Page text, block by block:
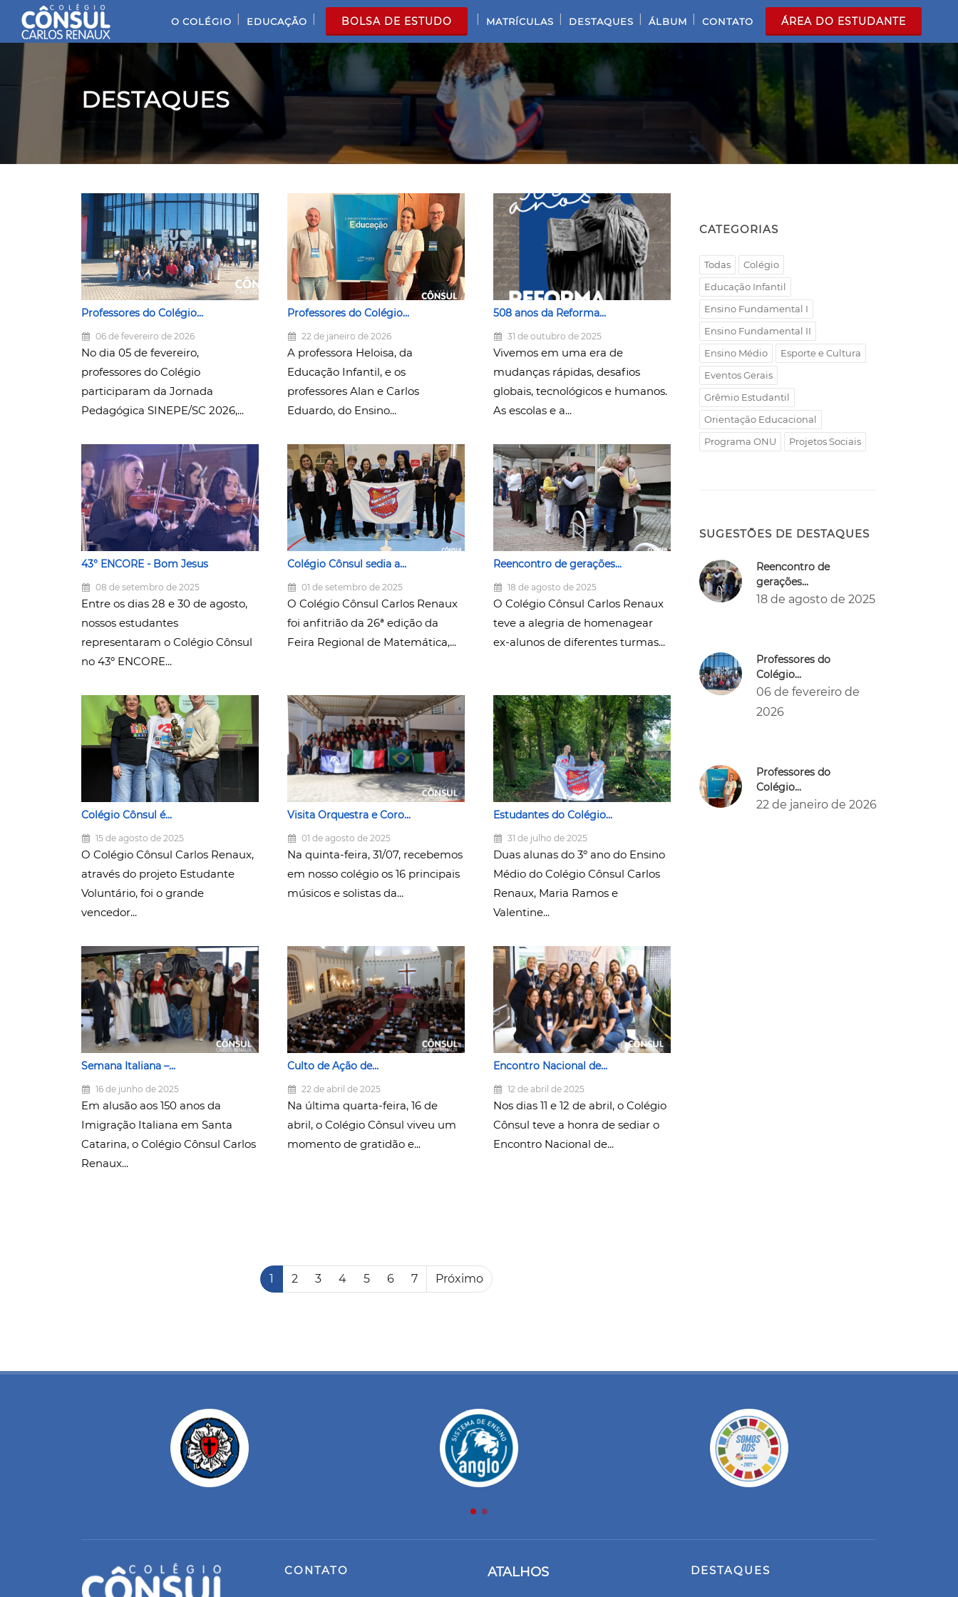
O COLÉGIO EDUCAÇÃO BOLSA DE ESTUDO MATRÍCULAS DESTAQUES ÁLBUM CONTATO ÁREA DO ESTUDANTE
DESTAQUES
Professores do Colégio...
06 de fevereiro de 2026
No dia 05 de fevereiro,
professores do Colégio
participaram da Jornada
Pedagógica SINEPE/SC 2026,...
Professores do Colégio...
22 de janeiro de 2026
A professora Heloisa, da
Educação Infantil, e os
professores Alan e Carlos
Eduardo, do Ensino...
508 anos da Reforma...
31 de outubro de 2025
Vivemos em uma era de
mudanças rápidas, desafios
globais, tecnológicos e humanos.
As escolas e a...
43° ENCORE - Bom Jesus
08 de setembro de 2025
Entre os dias 28 e 30 de agosto,
nossos estudantes
representaram o Colégio Cônsul
no 43º ENCORE...
Colégio Cônsul sedia a...
01 de setembro de 2025
O Colégio Cônsul Carlos Renaux
foi anfitrião da 26ª edição da
Feira Regional de Matemática,...
Reencontro de gerações...
18 de agosto de 2025
O Colégio Cônsul Carlos Renaux
teve a alegria de homenagear
ex-alunos de diferentes turmas...
Colégio Cônsul é...
15 de agosto de 2025
O Colégio Cônsul Carlos Renaux,
através do projeto Estudante
Voluntário, foi o grande
vencedor...
Visita Orquestra e Coro...
01 de agosto de 2025
Na quinta-feira, 31/07, recebemos
em nosso colégio os 16 principais
músicos e solistas da...
Estudantes do Colégio...
31 de julho de 2025
Duas alunas do 3º ano do Ensino
Médio do Colégio Cônsul Carlos
Renaux, Maria Ramos e
Valentine...
Semana Italiana –...
16 de junho de 2025
Em alusão aos 150 anos da
Imigração Italiana em Santa
Catarina, o Colégio Cônsul Carlos
Renaux...
Culto de Ação de...
22 de abril de 2025
Na última quarta-feira, 16 de
abril, o Colégio Cônsul viveu um
momento de gratidão e...
Encontro Nacional de...
12 de abril de 2025
Nos dias 11 e 12 de abril, o Colégio
Cônsul teve a honra de sediar o
Encontro Nacional de...
1 2 3 4 5 6 7 Próximo
CATEGORIAS
Todas
Colégio
Educação Infantil
Ensino Fundamental I
Ensino Fundamental II
Ensino Médio
Esporte e Cultura
Eventos Gerais
Grêmio Estudantil
Orientação Educacional
Programa ONU
Projetos Sociais
SUGESTÕES DE DESTAQUES
Reencontro de
gerações...
18 de agosto de 2025
Professores do
Colégio...
06 de fevereiro de
2026
Professores do
Colégio...
22 de janeiro de 2026
CONTATO ATALHOS DESTAQUES